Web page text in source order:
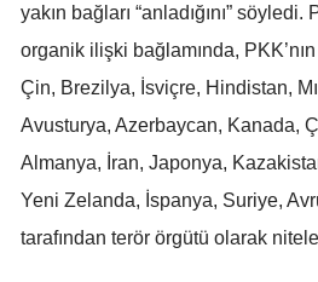
Uşak
Van
Yozgat
yakın bağları “anladığını”
organik ilişki bağlamında,
Çin, Brezilya, İsviçre, Hindistan,
Avusturya, Azerbaycan, Kanada,
Almanya, İran, Japonya,
Yeni Zelanda, İspanya, Suriye,
tarafından terör örgütü olarak